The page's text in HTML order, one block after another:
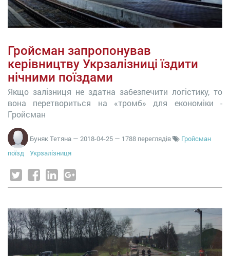
Гройсман запропонував
керівництву Укрзалізниці їздити
нічними поїздами
Якщо залізниця не здатна забезпечити логістику, то
вона перетвориться на «тромб» для економіки -
Гройсман
Буняк Тетяна — 2018-04-25 — 1788 переглядів
Гройсман
поїзд
Укрзалізниця